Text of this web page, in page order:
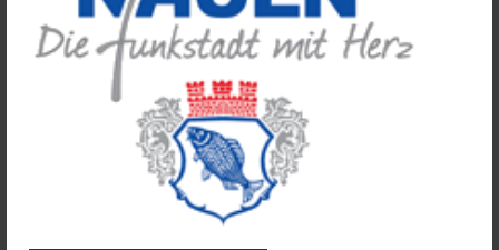
5. 13 bis 15 Jahre
6. 16 bis 18 Jahre
Aus jeder Kategorie werden zwei Werke ausgewählt
und prämiert. Die prämierten Bilder werden in einem
Kalender für das folgende Jahr 2026 veröffentlicht.